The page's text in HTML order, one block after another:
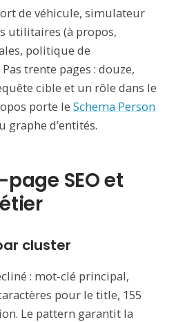
de véhicule, simulateur
utilitaires (à propos,
politique de
trente pages : douze,
cible et un rôle dans le
porte le Schema Person
graphe d’entités.
SEO et
cluster
: mot-clé principal,
pour le title, 155
Le pattern garantit la